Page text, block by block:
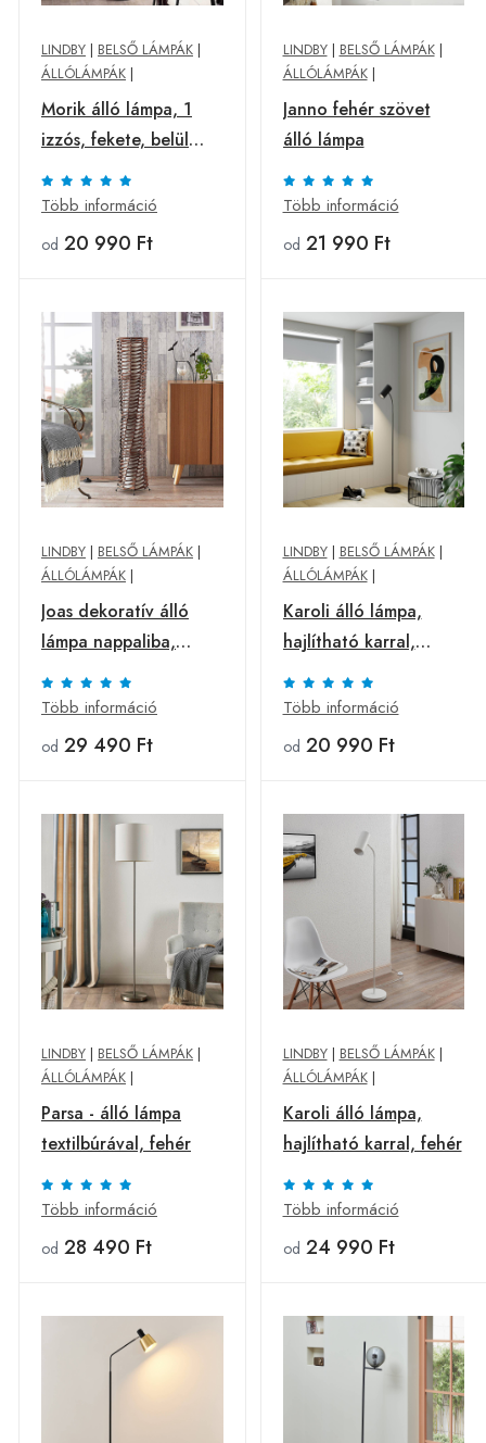
LINDBY | BELSŐ LÁMPÁK |
ÁLLÓLÁMPÁK |
Morik álló lámpa, 1
izzós, fekete, belül
arany
Több információ
od 20 990 Ft
LINDBY| BELSŐ LÁMPÁK|
ÁLLÓLÁMPÁK|
Janno fehér szövet
álló lámpa
Több információ
od 21 990 Ft
LINDBY | BELSŐ LÁMPÁK |
ÁLLÓLÁMPÁK |
Joas dekoratív álló
lámpa nappaliba,
barna
Több információ
od 29 490 Ft
LINDBY| BELSŐ LÁMPÁK|
ÁLLÓLÁMPÁK|
Karoli álló lámpa,
hajlítható karral,
fekete
Több információ
od 20 990 Ft
LINDBY | BELSŐ LÁMPÁK |
ÁLLÓLÁMPÁK |
Parsa - álló lámpa
textilbúrával, fehér
Több információ
od 28 490 Ft
LINDBY| BELSŐ LÁMPÁK|
ÁLLÓLÁMPÁK|
Karoli álló lámpa,
hajlítható karral, fehér
Több információ
od 24 990 Ft